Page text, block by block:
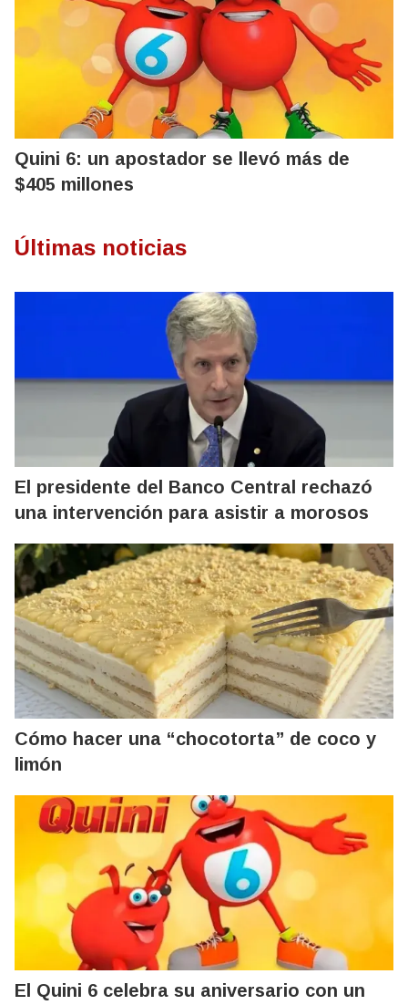
Quini 6: un apostador se llevó más de
$405 millones
Últimas noticias
El presidente del Banco Central rechazó
una intervención para asistir a morosos
Cómo hacer una “chocotorta” de coco y
limón
El Quini 6 celebra su aniversario con un